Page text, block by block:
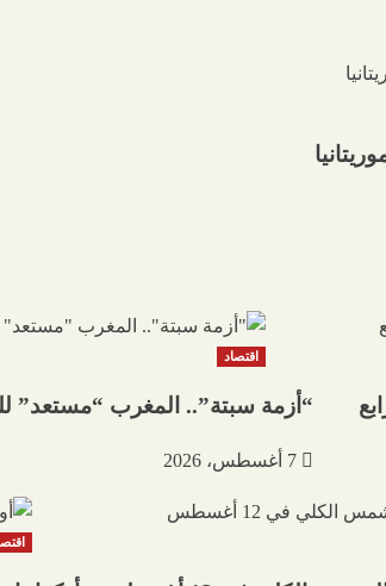
اقتصاد
“أزمة سبتة”.. المغرب “مستعد”
7 أغسطس، 2026